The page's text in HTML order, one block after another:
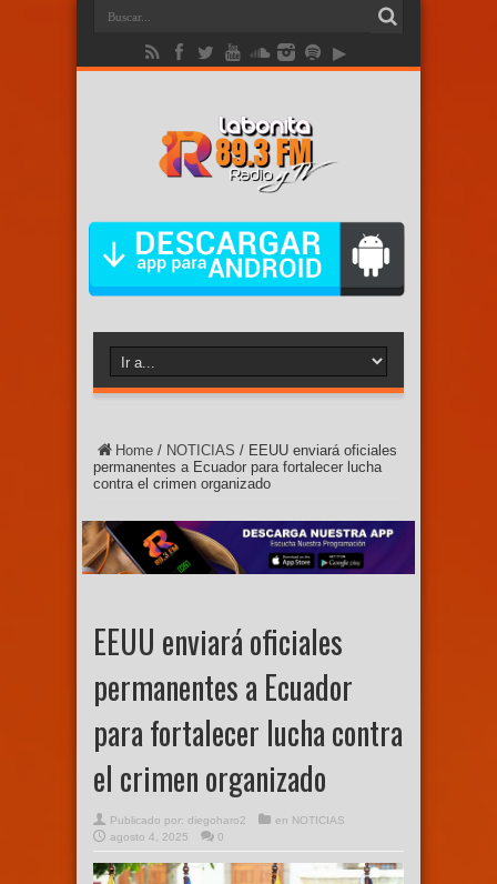
Home / NOTICIAS / EEUU enviará oficiales
permanentes a Ecuador para fortalecer lucha
contra el crimen organizado
EEUU enviará oficiales
permanentes a Ecuador
para fortalecer lucha contra
el crimen organizado
Publicado por: diegoharo2 en NOTICIAS
agosto 4, 2025
0